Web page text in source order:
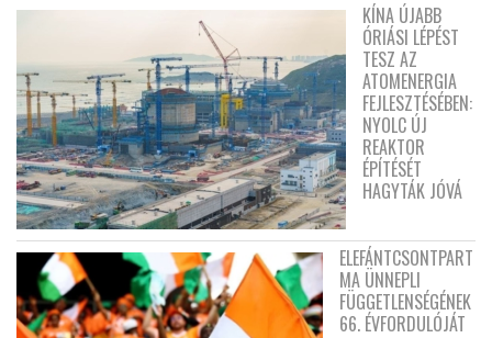
KÍNA ÚJABB
ÓRIÁSI LÉPÉST
TESZ AZ
ATOMENERGIA
FEJLESZTÉSÉBEN:
NYOLC ÚJ
REAKTOR
ÉPÍTÉSÉT
HAGYTÁK JÓVÁ
ELEFÁNTCSONTPART
MA ÜNNEPLI
FÜGGETLENSÉGÉNEK
66. ÉVFORDULÓJÁT